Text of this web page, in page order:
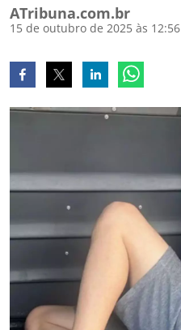
ATribuna.com.br
15 de outubro de 2025 às 12:56